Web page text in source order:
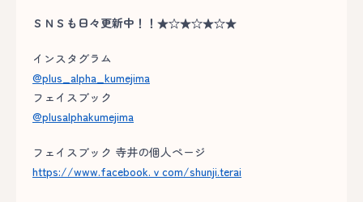
ＳＮＳも日々更新中！！★☆★☆★☆★
インスタグラム
@plus_alpha_kumejima
フェイスブック
@plusalphakumejima
フェイスブック 寺井の個人ページ
https://www.facebook.ｖcom/shunji.terai